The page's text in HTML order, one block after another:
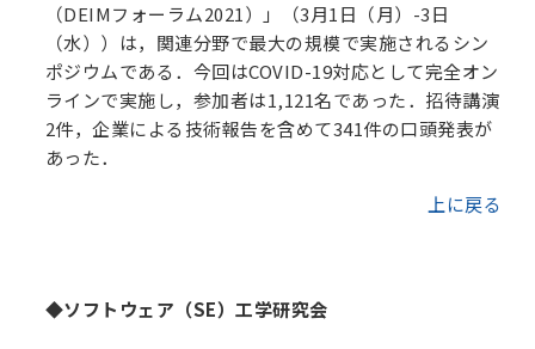
（DEIMフォーラム2021）」（3月1日（月）-3日
（水））は，関連分野で最大の規模で実施されるシン
ポジウムである．今回はCOVID-19対応として完全オン
ラインで実施し，参加者は1,121名であった．招待講演
2件，企業による技術報告を含めて341件の口頭発表が
あった．
上に戻る
◆ソフトウェア（SE）工学研究会